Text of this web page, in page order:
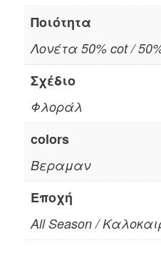
Ποιότητα
Λονέτα 50% cot /
Σχέδιο
Φλοράλ
colors
Βεραμαν
Εποχή
All Season /